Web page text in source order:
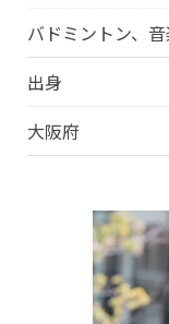
バドミントン、
出身
大阪府